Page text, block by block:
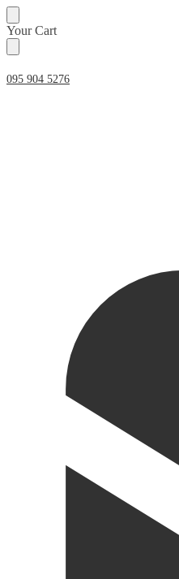
Skip
to
navigation
Skip
to
content
Your Cart
095 904 5276